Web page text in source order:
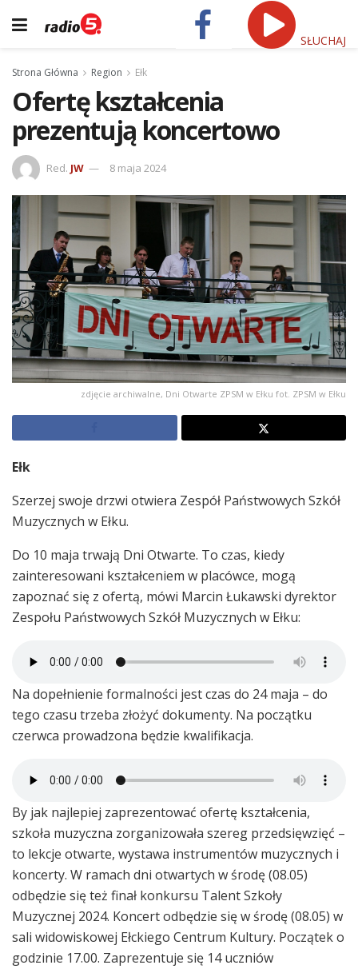
SŁUCHAJ
Strona Główna Region Ełk
Ofertę kształcenia
prezentują koncertowo
Red. JW 8 maja 2024
zdjęcie archiwalne, Dni Otwarte ZPSM w Ełku fot. ZPSM w Ełku
Ełk
Szerzej swoje drzwi otwiera Zespół Państwowych Szkół
Muzycznych w Ełku.
Do 10 maja trwają Dni Otwarte. To czas, kiedy
zainteresowani kształceniem w placówce, mogą
zapoznać się z ofertą, mówi Marcin Łukawski dyrektor
Zespołu Państwowych Szkół Muzycznych w Ełku:
Na dopełnienie formalności jest czas do 24 maja – do
tego czasu trzeba złożyć dokumenty. Na początku
czerwca prowadzona będzie kwalifikacja.
By jak najlepiej zaprezentować ofertę kształcenia,
szkoła muzyczna zorganizowała szereg przedsięwzięć –
to lekcje otwarte, wystawa instrumentów muzycznych i
koncerty. W ramach dni otwartych w środę (08.05)
odbędzie się też finał konkursu Talent Szkoły
Muzycznej 2024. Koncert odbędzie się w środę (08.05) w
sali widowiskowej Ełckiego Centrum Kultury. Początek o
godzinie 17.00. Zaprezentuje się 14 uczniów